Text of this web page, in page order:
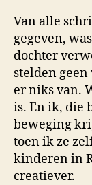
Van alle
gegeven,
dochter
stelden
er niks van.
is. En ik, die
beweging
toen ik ze
kinderen in
creatiever.